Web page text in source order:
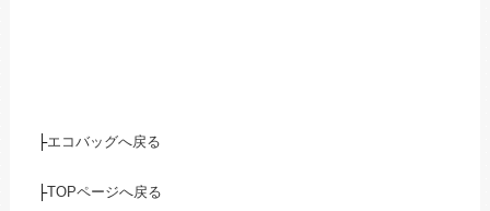
├エコバッグへ戻る
├TOPページへ戻る